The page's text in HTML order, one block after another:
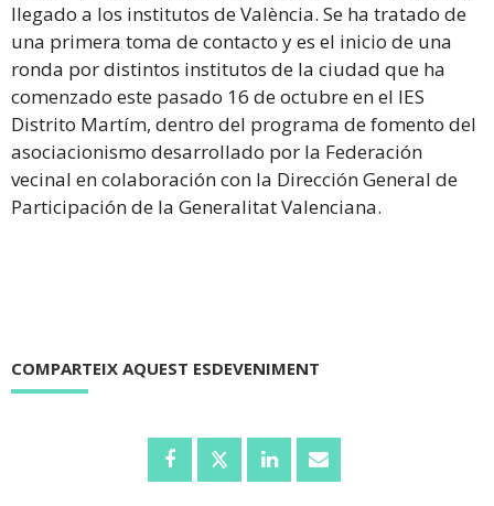
llegado a los institutos de València. Se ha tratado de
una primera toma de contacto y es el inicio de una
ronda por distintos institutos de la ciudad que ha
comenzado este pasado 16 de octubre en el IES
Distrito Martím, dentro del programa de fomento del
asociacionismo desarrollado por la Federación
vecinal en colaboración con la Dirección General de
Participación de la Generalitat Valenciana.
COMPARTEIX AQUEST ESDEVENIMENT